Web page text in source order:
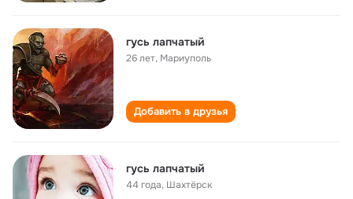
гусь лапчатый
26 лет, Мариуполь
Добавить в друзья
гусь лапчатый
44 года, Шахтёрск